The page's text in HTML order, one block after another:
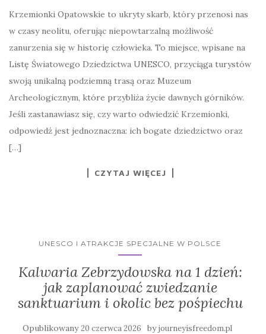
Krzemionki Opatowskie to ukryty skarb, który przenosi nas
w czasy neolitu, oferując niepowtarzalną możliwość
zanurzenia się w historię człowieka. To miejsce, wpisane na
Listę Światowego Dziedzictwa UNESCO, przyciąga turystów
swoją unikalną podziemną trasą oraz Muzeum
Archeologicznym, które przybliża życie dawnych górników.
Jeśli zastanawiasz się, czy warto odwiedzić Krzemionki,
odpowiedź jest jednoznaczna: ich bogate dziedzictwo oraz
[…]
CZYTAJ WIĘCEJ
UNESCO I ATRAKCJE SPECJALNE W POLSCE
Kalwaria Zebrzydowska na 1 dzień:
jak zaplanować zwiedzanie
sanktuarium i okolic bez pośpiechu
Opublikowany20 czerwca 2026 byjourneyisfreedom.pl